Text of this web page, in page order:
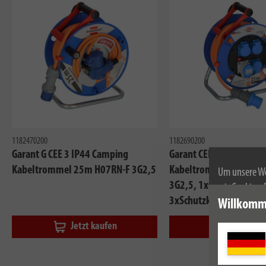
Um unsere
wir Cookies.
Weitere
1182470200
Garant G CEE 3 IP44 Camping
Kabeltrommel 25m H07RN-F 3G2,5
Jetzt kaufen
1182690200
Garant CEE IP44 Camping
Kabeltrommel 25m
3G2,5, 1xCEE230V/16A,
3xSchutzkontakt-
Jetzt